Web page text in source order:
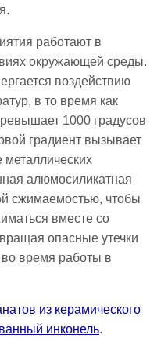
работают в
окружающей среды.
воздействию
в то время как
1000 градусов
градиент вызывает
алюмосиликатная
сжимаемостью, чтобы
вместе со
опасные утечки
время работы в
из керамического
инконель.